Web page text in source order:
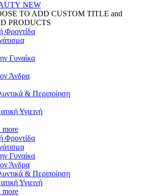
NEW
TO ADD CUSTOM TITLE and
PRODUCTS
Φροντίδα
Γυναίκα
Άνδρα
& Περιποίηση
Υγιεινή
more
Φροντίδα
Γυναίκα
Άνδρα
& Περιποίηση
Υγιεινή
more